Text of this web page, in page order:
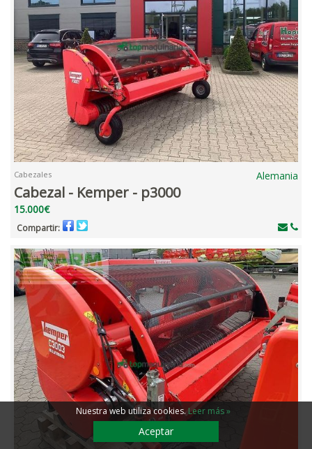
Cabezales Alemania
Cabezal - Kemper - p3000
15.000€
Compartir:
Nuestra web utiliza cookies. Leer más »
Aceptar